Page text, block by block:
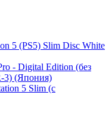
5 (PS5) Slim Disc White
- Digital Edition (без
3) (Япония)
5 Slim (с